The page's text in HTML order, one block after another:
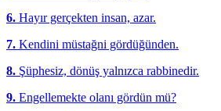
6. Hayır gerçekten insan, azar.
7. Kendini müstağni gördüğünden.
8. Şüphesiz, dönüş yalnızca rabbinedir.
9. Engellemekte olanı gördün mü?